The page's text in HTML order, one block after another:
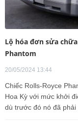
Lộ hóa đơn sửa
Phantom
20/05/2024 13:44
Chiếc Rolls-Royce
Hoa Kỳ với mức khởi
dù trước đó nó đã